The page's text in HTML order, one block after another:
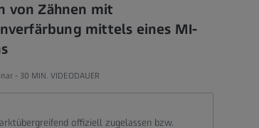
von Zähnen mit
mittels eines MI-
- 30 MIN. VIDEODAUER
offiziell zugelassen bzw.